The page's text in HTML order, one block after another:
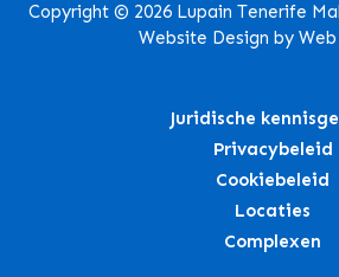
Copyright © 2026 Lupain Tenerife
Website Design by
Juridische
Privacybeleid
Cookiebeleid
Locaties
Complexen